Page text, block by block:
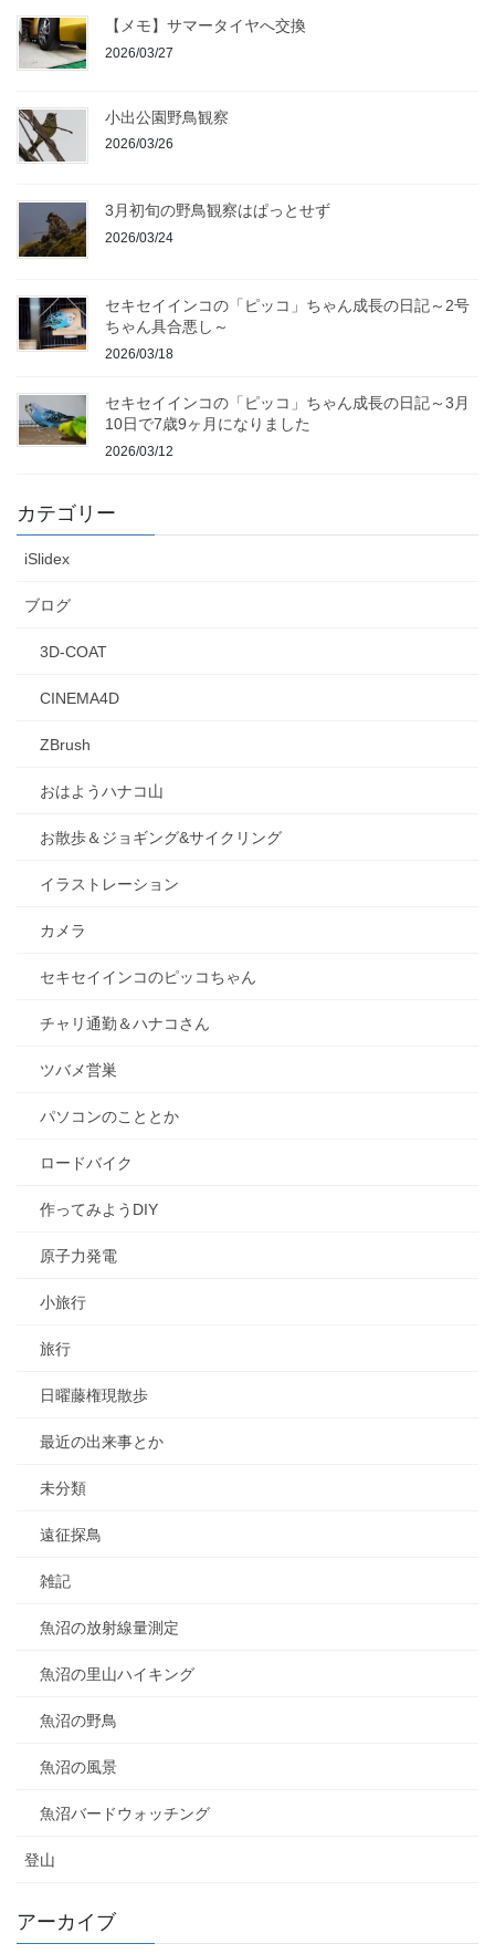
【メモ】サマータイヤへ交換
2026/03/27
小出公園野鳥観察
2026/03/26
3月初旬の野鳥観察はぱっとせず
2026/03/24
セキセイインコの「ピッコ」ちゃん成長の日記～2号
ちゃん具合悪し～
2026/03/18
セキセイインコの「ピッコ」ちゃん成長の日記～3月
10日で7歳9ヶ月になりました
2026/03/12
カテゴリー
iSlidex
ブログ
3D-COAT
CINEMA4D
ZBrush
おはようハナコ山
お散歩＆ジョギング&サイクリング
イラストレーション
カメラ
セキセイインコのピッコちゃん
チャリ通勤＆ハナコさん
ツバメ営巣
パソコンのこととか
ロードバイク
作ってみようDIY
原子力発電
小旅行
旅行
日曜藤権現散歩
最近の出来事とか
未分類
遠征探鳥
雑記
魚沼の放射線量測定
魚沼の里山ハイキング
魚沼の野鳥
魚沼の風景
魚沼バードウォッチング
登山
アーカイブ